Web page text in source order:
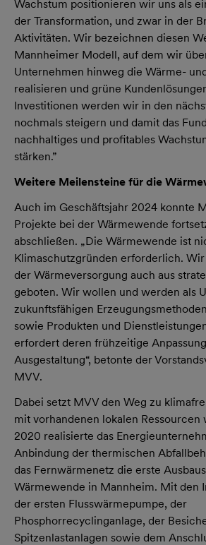
Wachstum positionieren wir uns als
der Transformation, und zwar in der
Aktivitäten. Wir bezeichnen diesen
Mannheimer Modell, auf dem wir
Unternehmen hinweg die Wärme-
realisieren und grüne
Investitionen werden wir in den
nochmals steigern und damit das
nachhaltiges und profitables
stärken.”
Weitere Meilensteine für die
Auch im Geschäftsjahr 2024 konnte
Projekte bei der Wärmewende
abschließen. „Die Wärmewende ist
Klimaschutzgründen erforderlich.
der Wärmeversorgung auch aus
geboten. Wir wollen und werden als
zukunftsfähigen
sowie Produkten und
erfordert deren frühzeitige
Ausgestaltung“, betonte der
MVV.
Dabei setzt MVV den Weg zu
mit vorhandenen lokalen
2020 realisierte das
Anbindung der thermischen
das Fernwärmenetz die erste
Wärmewende in Mannheim. Mit den
der ersten Flusswärmepumpe, der
Phosphorrecyclinganlage, der
Spitzenlastanlagen sowie dem